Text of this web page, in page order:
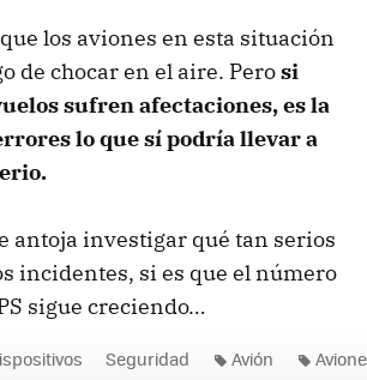
los aviones en esta situación
de chocar en el aire. Perosi
sufren afectaciones, es la
lo que sí podría llevar a
antoja investigar qué tan serios
incidentes, si es que el número
sigue creciendo…
Seguridad Avión